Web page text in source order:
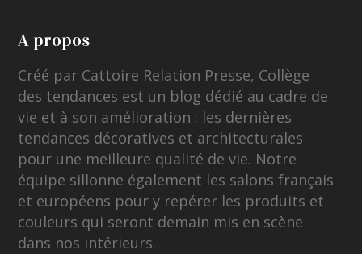
A propos
Créé par Cattoire Relation Presse, Collège
des tendances est un blog dédié au cadre de
vie et à son amélioration : les dernières
tendances décoratives et architecturales
pour une meilleure qualité de vie. Notre
équipe sillonne également les salons français
et européens pour y repérer les produits et
couleurs qui seront demain mis en scène
dans nos intérieurs.